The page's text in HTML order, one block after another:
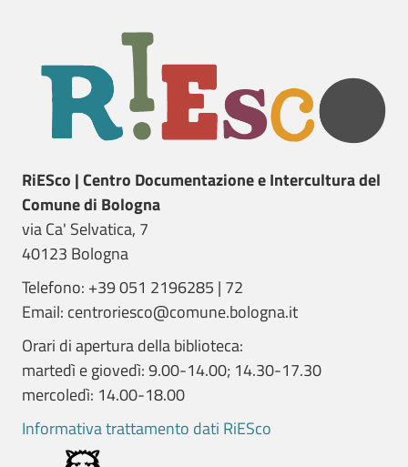
RiESco | Centro Documentazione e Intercultura del
Comune di Bologna
via Ca' Selvatica, 7
40123 Bologna
Telefono: +39 051 2196285 | 72
Email: centroriesco@comune.bologna.it
Orari di apertura della biblioteca:
martedì e giovedì: 9.00-14.00; 14.30-17.30
mercoledì: 14.00-18.00
Informativa trattamento dati RiESco